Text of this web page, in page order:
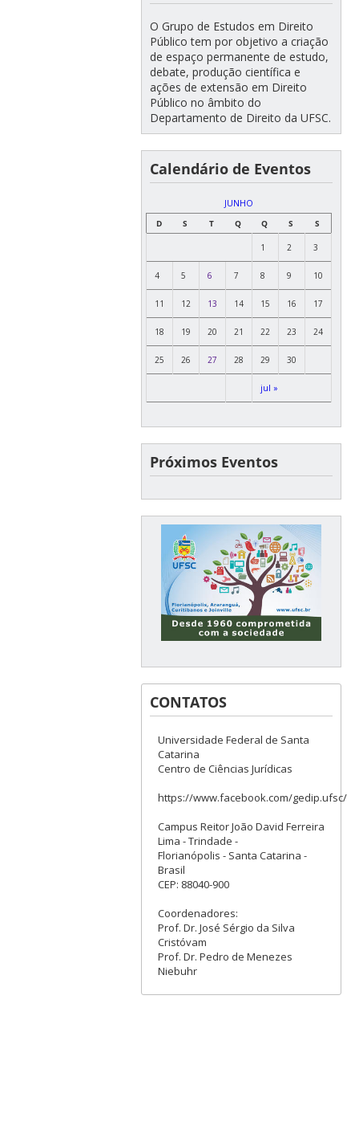
O Grupo de Estudos em Direito
Público tem por objetivo a criação
de espaço permanente de estudo,
debate, produção científica e
ações de extensão em Direito
Público no âmbito do
Departamento de Direito da UFSC.
Calendário de Eventos
JUNHO
D
S T Q Q S S
jul »
1 2 3
4 5 6 7 8 9 10
11 12 13 14 15 16 17
18 19 20 21 22 23 24
25 26 27 28 29 30
Próximos Eventos
CONTATOS
Universidade Federal de Santa
Catarina
Centro de Ciências Jurídicas
https://www.facebook.com/gedip.ufsc/
Campus Reitor João David Ferreira
Lima - Trindade -
Florianópolis - Santa Catarina -
Brasil
CEP: 88040-900
Coordenadores:
Prof. Dr. José Sérgio da Silva
Cristóvam
Prof. Dr. Pedro de Menezes
Niebuhr